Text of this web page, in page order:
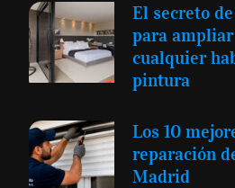
El secreto
para
cualquier
pintura
Los 10
reparación
Madrid